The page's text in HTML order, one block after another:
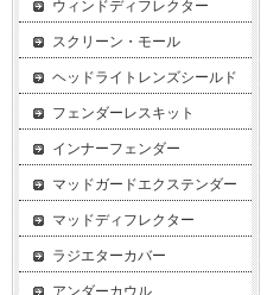
ウィンドディフレクター
スクリーン・モール
ヘッドライトレンズシールド
フェンダーレスキット
インナーフェンダー
マッドガードエクステンダー
マッドディフレクター
ラジエターカバー
アンダーカウル